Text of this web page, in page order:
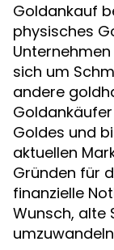
Goldankauf
physisches
sich um
andere
Goldes und
aktuellen
Gründen für
finanzielle
Wunsch, alte